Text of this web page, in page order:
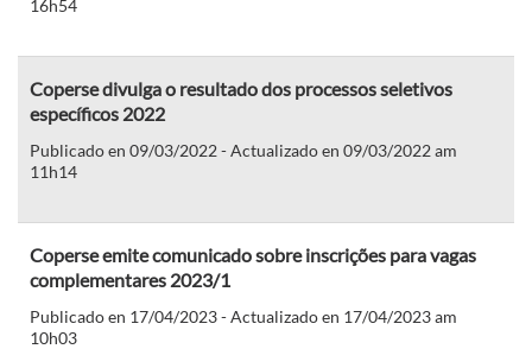
16h54
Coperse divulga o resultado dos processos seletivos
específicos 2022
Publicado en 09/03/2022 - Actualizado en 09/03/2022 am
11h14
Coperse emite comunicado sobre inscrições para vagas
complementares 2023/1
Publicado en 17/04/2023 - Actualizado en 17/04/2023 am
10h03